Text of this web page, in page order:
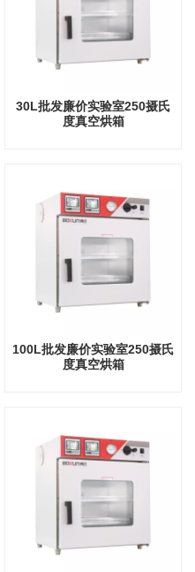
30L批发廉价实验室250摄氏
度真空烘箱
100L批发廉价实验室250摄氏
度真空烘箱